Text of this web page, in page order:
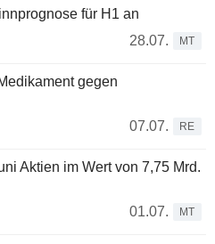
für H1 an
28.07.
MT
gegen
07.07.
RE
Aktien im Wert von 7,75 Mrd.
01.07.
MT